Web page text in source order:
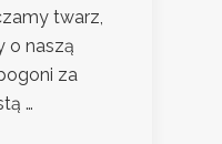
twarz,
o naszą
za
…